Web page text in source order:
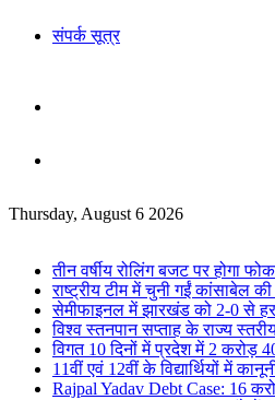
संपर्क सूत्र
for
Thursday, August 6 2026
तीन वर्षीय रोलिंग बजट पर होगा
राष्ट्रीय टीम में चुनी गईं कांसाबेल
सेमीफाइनल में झारखंड को 2-0 से
विश्व स्तनपान सप्ताह के राज्य
विगत 10 दिनों में प्रदेश में 2 करोड़
11वीं एवं 12वीं के विद्यार्थियों में
Rajpal Yadav Debt Case: 16